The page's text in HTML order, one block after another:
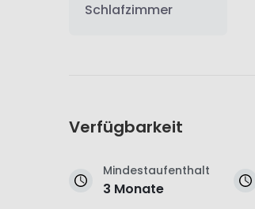
Schlafzimmer
Verfügbarkeit
Mindestaufenthalt
3 Monate